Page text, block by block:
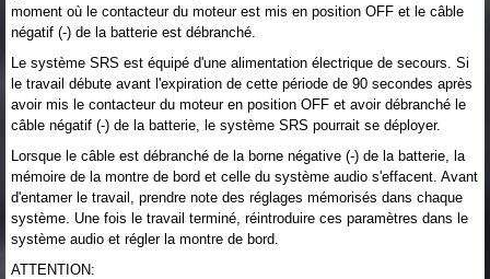
moment où le contacteur du moteur est mis en position OFF et le câble
négatif (-) de la batterie est débranché.
Le système SRS est équipé d'une alimentation électrique de secours. Si
le travail débute avant l'expiration de cette période de 90 secondes après
avoir mis le contacteur du moteur en position OFF et avoir débranché le
câble négatif (-) de la batterie, le système SRS pourrait se déployer.
Lorsque le câble est débranché de la borne négative (-) de la batterie, la
mémoire de la montre de bord et celle du système audio s'effacent. Avant
d'entamer le travail, prendre note des réglages mémorisés dans chaque
système. Une fois le travail terminé, réintroduire ces paramètres dans le
système audio et régler la montre de bord.
ATTENTION: